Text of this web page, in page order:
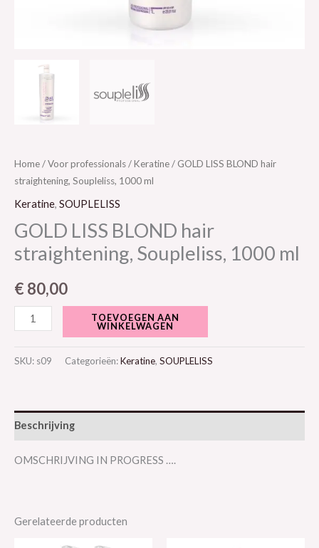
Home/Voor professionals/Keratine/ GOLD LISS BLOND hair
straightening, Soupleliss, 1000 ml
Keratine, SOUPLELISS
GOLD LISS BLOND hair
straightening, Soupleliss, 1000 ml
€ 80,00
TOEVOEGEN AAN
WINKELWAGEN
SKU: s09 Categorieën:Keratine, SOUPLELISS
Beschrijving
OMSCHRIJVING IN PROGRESS ….
Gerelateerde producten